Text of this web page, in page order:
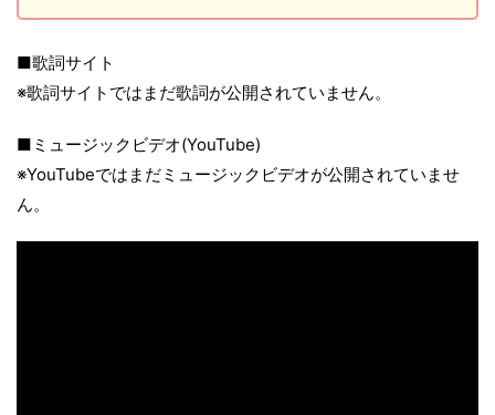
■歌詞サイト
※歌詞サイトではまだ歌詞が公開されていません。
■ミュージックビデオ(YouTube)
※YouTubeではまだミュージックビデオが公開されていませ
ん。